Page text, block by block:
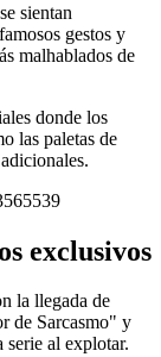
sientan
gestos y
malhablados de
donde los
las paletas de
exclusivos
la llegada de
de Sarcasmo" y
serie al explotar.